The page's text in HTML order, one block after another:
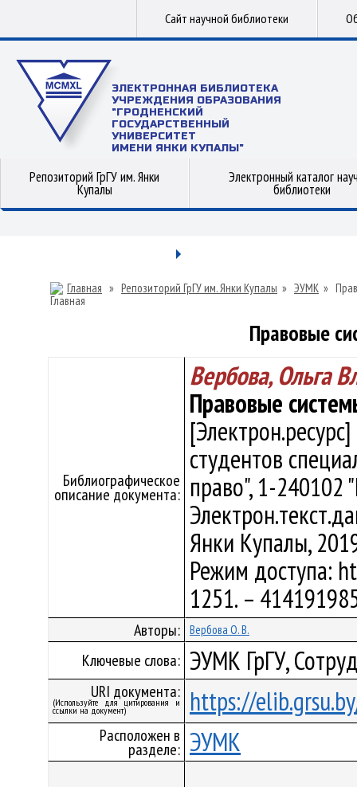
Сайт научной библиотеки
ЭЛЕКТРОННАЯ БИБЛИОТЕКА
УЧРЕЖДЕНИЯ ОБРАЗОВАНИЯ
"ГРОДНЕНСКИЙ
ГОСУДАРСТВЕННЫЙ
УНИВЕРСИТЕТ
ИМЕНИ ЯНКИ КУПАЛЫ"
Репозиторий ГрГУ им. Янки
Купалы
Электронный каталог
библиотеки
Главная » Репозиторий ГрГУ им. Янки Купалы » ЭУМК »
Правовые
Библиографическое
описание документа:
Вербова, Ольга
Правовые
студентов
право", 1-240102
Янки Купалы,
Режим доступа:
1251. –
Авторы: Вербова О. В.
Ключевые слова: ЭУМК ГрГУ,
URI документа:
(Используйте для цитирования и
ссылки на документ) https://
Расположен в
разделе: ЭУМК